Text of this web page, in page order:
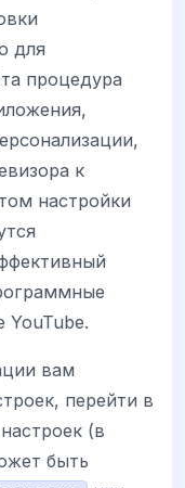
для
процедура
к
настройки
вам
перейти в
(в
быть